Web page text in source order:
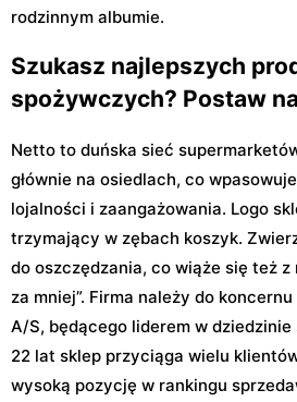
rodzinnym albumie.
Szukasz najlepszych
spożywczych? Postaw
Netto to duńska sieć
głównie na osiedlach, co
lojalności i zaangażowania. Logo
trzymający w zębach koszyk.
do oszczędzania, co wiąże się też z
za mniej”. Firma należy do
A/S, będącego liderem w
22 lat sklep przyciąga wielu
wysoką pozycję w rankingu